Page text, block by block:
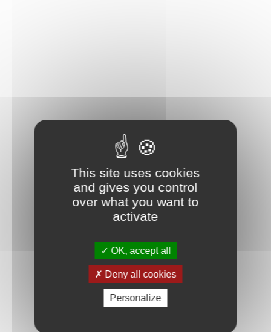
This site uses cookies
and gives you control
over what you want to
activate
OK, accept all
Deny all cookies
Personalize